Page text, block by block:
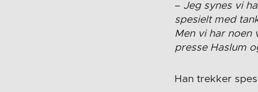
– Jeg synes vi
spesielt med
Men vi har noen
presse Haslum
Han trekker